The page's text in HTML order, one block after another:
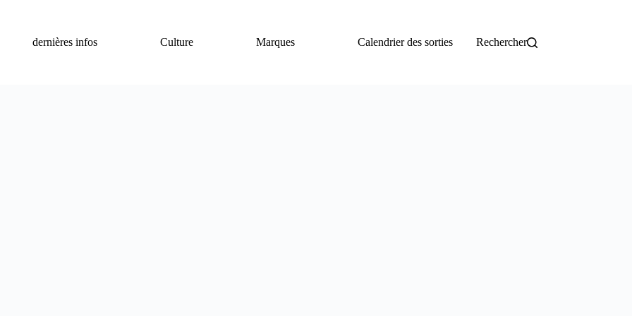
dernières infos
Culture Marques Calendrier des sorties Rechercher